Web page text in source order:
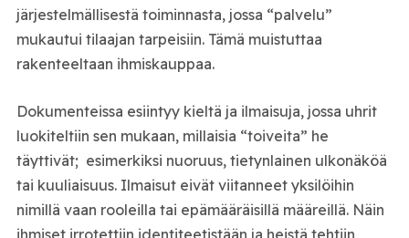
järjestelmällisestä toiminnasta, jossa “palvelu”
mukautui tilaajan tarpeisiin. Tämä muistuttaa
rakenteeltaan ihmiskauppaa.
Dokumenteissa esiintyy kieltä ja ilmaisuja, jossa uhrit
luokiteltiin sen mukaan, millaisia “toiveita” he
täyttivät; esimerkiksi nuoruus, tietynlainen ulkonäköä
tai kuuliaisuus. Ilmaisut eivät viitanneet yksilöihin
nimillä vaan rooleilla tai epämääräisillä määreillä. Näin